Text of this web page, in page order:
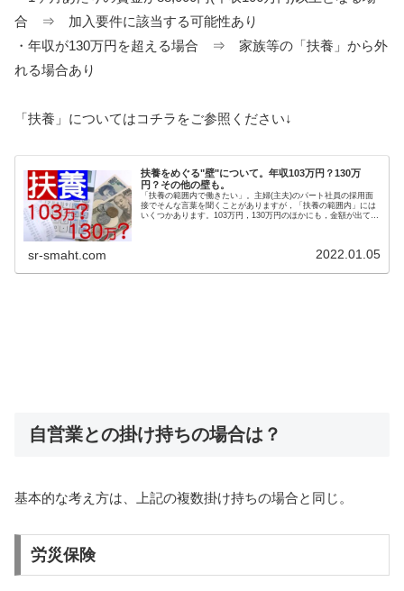
合 ⇒ 加入要件に該当する可能性あり
・年収が130万円を超える場合 ⇒ 家族等の「扶養」から外
れる場合あり
「扶養」についてはコチラをご参照ください↓
扶養をめぐる"壁"について。年収103万円？130万
円？その他の壁も。
「扶養の範囲内で働きたい」。主婦(主夫)のパート社員の採用面
接でそんな言葉を聞くことがありますが，「扶養の範囲内」には
いくつかあります。103万円，130万円のほかにも，金額が出てき
sr-smaht.com 2022.01.05
自営業との掛け持ちの場合は？
基本的な考え方は、上記の複数掛け持ちの場合と同じ。
労災保険